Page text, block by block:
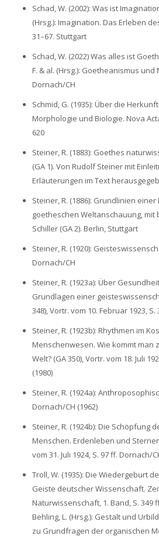
Schad, W. (2002): Was ist
(Hrsg.): Imagination. Das Erleben
31–67. Stuttgart
Schad, W. (2022) Was alles ist
F. & al. (Hrsg.): Goetheanismus und
Dornach/CH
Schmid, G. (1935): Über die
Morphologie und Biologie. Nova
620
Steiner, R. (1883): Goethes
(GA 1). Von Rudolf Steiner mit
Erläuterungen im Text
Steiner, R. (1886): Grundlinien
goetheschen Weltanschauung,
Schiller (GA 2). Berlin, Stuttgart
Steiner, R. (1920):
Dornach/CH
Steiner, R. (1923a): Über
Grundlagen einer
348), Vortr. vom 10. Februar 1923,
Steiner, R. (1923b): Rhythmen im
Menschenwesen. Wie kommt man
Welt? (GA 350), Vortr. vom 18. Juli
(1980)
Steiner, R. (1924a):
Dornach/CH (1962)
Steiner, R. (1924b): Die Schöpfung
Menschen. Erdenleben und
vom 31. Juli 1924, S. 97 ff. Dornach/
Troll, W. (1935): Die Wiedergeburt
Geiste deutscher Wissenschaft.
Naturwissenschaft, 1. Band, S. 349
Behling, L. (Hrsg.): Gestalt und
zu Grundfragen der organischen